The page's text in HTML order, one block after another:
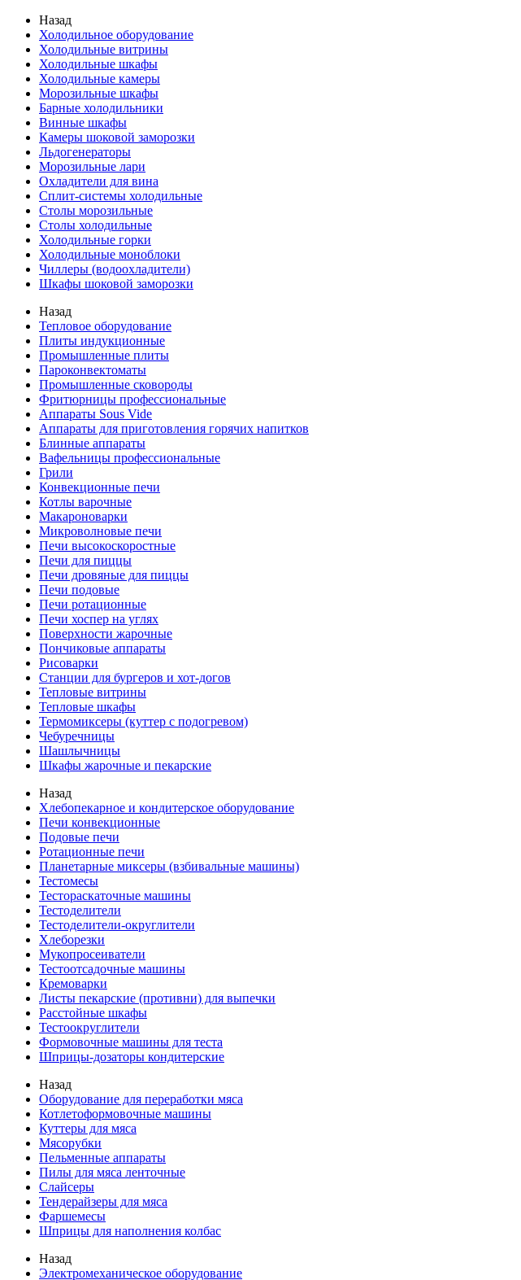
Назад
Холодильное оборудование
Холодильные витрины
Холодильные шкафы
Холодильные камеры
Морозильные шкафы
Барные холодильники
Винные шкафы
Камеры шоковой заморозки
Льдогенераторы
Морозильные лари
Охладители для вина
Сплит-системы холодильные
Столы морозильные
Столы холодильные
Холодильные горки
Холодильные моноблоки
Чиллеры (водоохладители)
Шкафы шоковой заморозки
Назад
Тепловое оборудование
Плиты индукционные
Промышленные плиты
Пароконвектоматы
Промышленные сковороды
Фритюрницы профессиональные
Аппараты Sous Vide
Аппараты для приготовления горячих напитков
Блинные аппараты
Вафельницы профессиональные
Грили
Конвекционные печи
Котлы варочные
Макароноварки
Микроволновые печи
Печи высокоскоростные
Печи для пиццы
Печи дровяные для пиццы
Печи подовые
Печи ротационные
Печи хоспер на углях
Поверхности жарочные
Пончиковые аппараты
Рисоварки
Станции для бургеров и хот-догов
Тепловые витрины
Тепловые шкафы
Термомиксеры (куттер с подогревом)
Чебуречницы
Шашлычницы
Шкафы жарочные и пекарские
Назад
Хлебопекарное и кондитерское оборудование
Печи конвекционные
Подовые печи
Ротационные печи
Планетарные миксеры (взбивальные машины)
Тестомесы
Тестораскаточные машины
Тестоделители
Тестоделители-округлители
Хлеборезки
Мукопросеиватели
Тестоотсадочные машины
Кремоварки
Листы пекарские (противни) для выпечки
Расстойные шкафы
Тестоокруглители
Формовочные машины для теста
Шприцы-дозаторы кондитерские
Назад
Оборудование для переработки мяса
Котлетоформовочные машины
Куттеры для мяса
Мясорубки
Пельменные аппараты
Пилы для мяса ленточные
Слайсеры
Тендерайзеры для мяса
Фаршемесы
Шприцы для наполнения колбас
Назад
Электромеханическое оборудование